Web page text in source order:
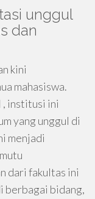
unggul
dan
kini
mahasiswa.
, institusi ini
yang unggul di
menjadi
dari fakultas ini
berbagai bidang,